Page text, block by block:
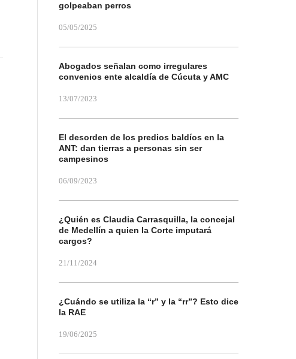
golpeaban perros
05/05/2025
Abogados señalan como irregulares
convenios ente alcaldía de Cúcuta y AMC
13/07/2023
El desorden de los predios baldíos en la
ANT: dan tierras a personas sin ser
campesinos
06/09/2023
¿Quién es Claudia Carrasquilla, la concejal
de Medellín a quien la Corte imputará
cargos?
21/11/2024
¿Cuándo se utiliza la “r” y la “rr”? Esto dice
la RAE
19/06/2025